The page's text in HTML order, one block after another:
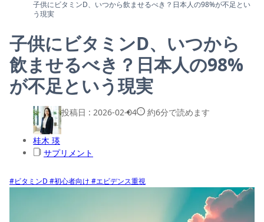
子供にビタミンD、いつから飲ませるべき？日本人の98%が不足とい
う現実
子供にビタミンD、いつから
飲ませるべき？日本人の98%
が不足という現実
桂木 瑛
投稿日 : 2026-02-04 約6分で読めます
サプリメント
#ビタミンD #初心者向け #エビデンス重視